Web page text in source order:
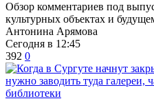
Обзор комментариев под
культурных объектах и
Антонина Арямова
Сегодня в 12:45
392 0